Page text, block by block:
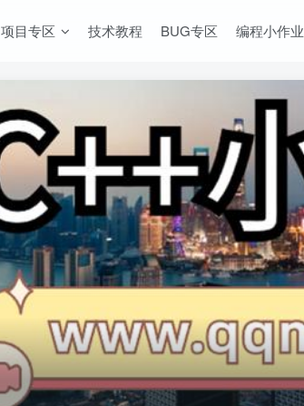
项目专区 技术教程 BUG专区 编程小作业